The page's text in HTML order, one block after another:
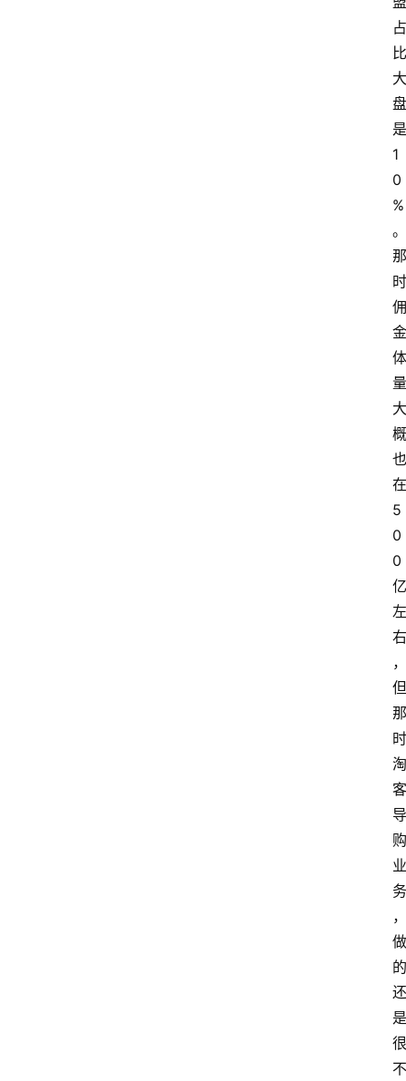
占
比
大
盘
是
1
0
%
。
那
时
佣
金
体
量
大
概
也
在
5
0
0
亿
左
右
，
但
那
时
淘
客
导
购
业
务
，
做
的
还
是
很
不